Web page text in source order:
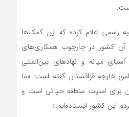
رسمی اعلام کرده که این کمک‌ها
آن کشور در چارچوب همکاری‌های
میانه و نهادهای بین‌المللی
خارجه قزاقستان گفته است: «ما
برای امنیت منطقه حیاتی است و
این کشور ایستاده‌ایم.»